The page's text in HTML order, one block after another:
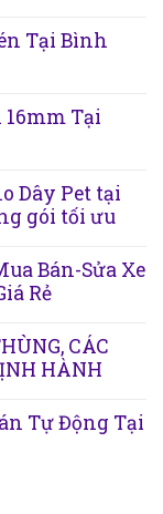
Tại Bình
Tại
Dây Pet tại
gói tối ưu
Bán-Sửa Xe
Rẻ
CÁC
HÀNH
Tự Động Tại